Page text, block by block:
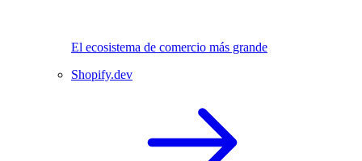
El ecosistema de comercio más grande
Shopify.dev